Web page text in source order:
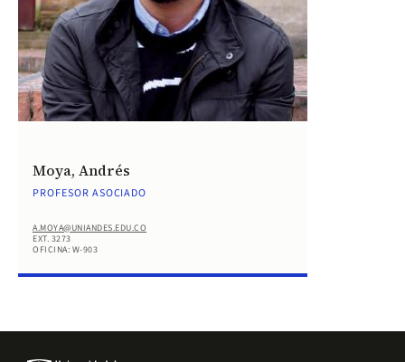
Moya, Andrés
PROFESOR ASOCIADO
A.MOYA@UNIANDES.EDU.CO
EXT. 3273
OFICINA: W-903